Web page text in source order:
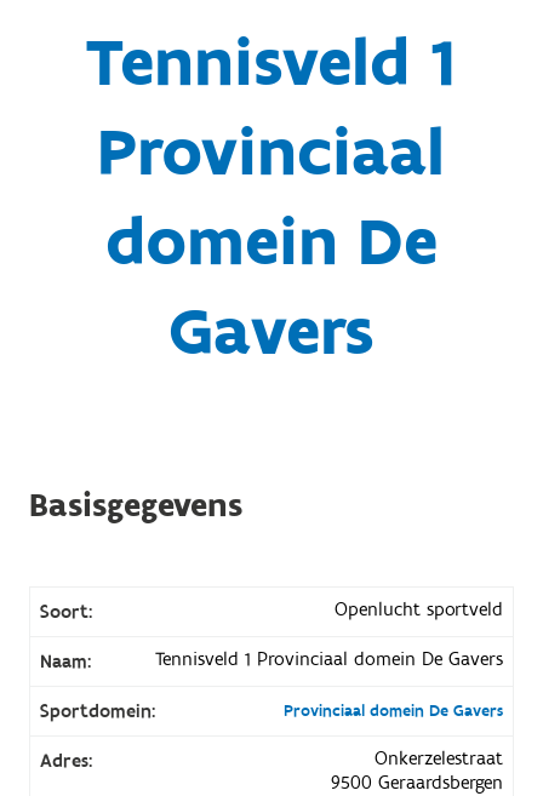
Tennisveld 1
Provinciaal
domein De
Gavers
Basisgegevens
Soort: Openlucht sportveld
Naam: Tennisveld 1 Provinciaal domein De Gavers
Sportdomein: Provinciaal domein De Gavers
Adres:
Onkerzelestraat
9500 Geraardsbergen